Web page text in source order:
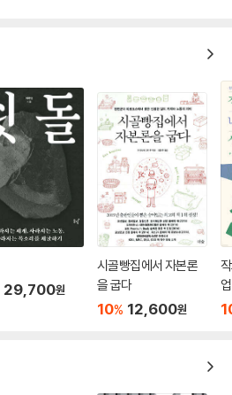
29,700원
시골빵집에서 자본론
을 굽다
10% 12,600원